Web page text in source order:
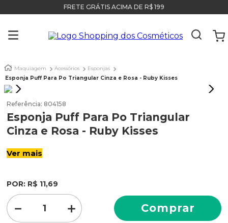
FRETE GRÁTIS ACIMA DE R$ 199
Maquiagem Acessórios
Esponjas
Esponja Puff Para Po Triangular Cinza e Rosa - Ruby Kisses
Referência: 804158
Esponja Puff Para Po Triangular
Cinza e Rosa - Ruby Kisses
Ver mais
POR: R$ 11,69
＋
－ Comprar